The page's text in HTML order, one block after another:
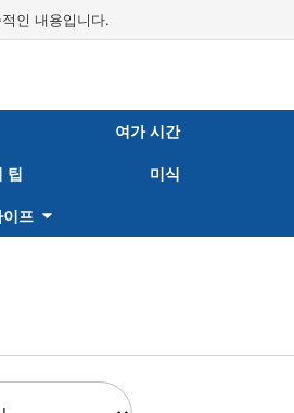
인 내용입니다.
여가 시간
팁 미식
프